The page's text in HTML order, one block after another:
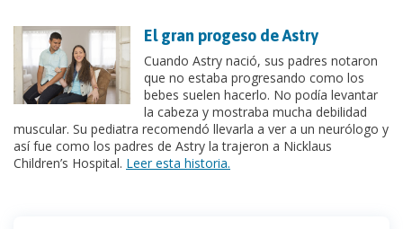
El gran progeso de Astry
Cuando Astry nació, sus padres notaron
que no estaba progresando como los
bebes suelen hacerlo. No podía levantar
la cabeza y mostraba mucha debilidad
muscular. Su pediatra recomendó llevarla a ver a un neurólogo y
así fue como los padres de Astry la trajeron a Nicklaus
Children’s Hospital. Leer esta historia.